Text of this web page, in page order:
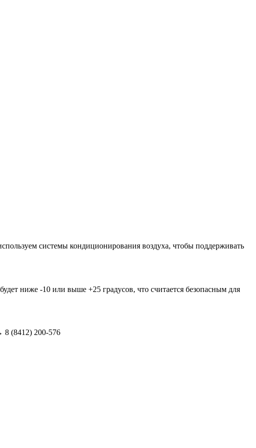
системы кондиционирования воздуха, чтобы поддерживать
ниже -10 или выше +25 градусов, что считается безопасным для
8 (8412) 200-576